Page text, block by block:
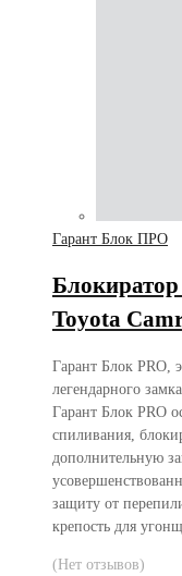
Гарант Блок ПРО
Toyota
Гарант Блок PRO,
легендарного
Гарант Блок PRO
спиливания,
дополнительную
защиту от
крепость для
(Нет отзывов)